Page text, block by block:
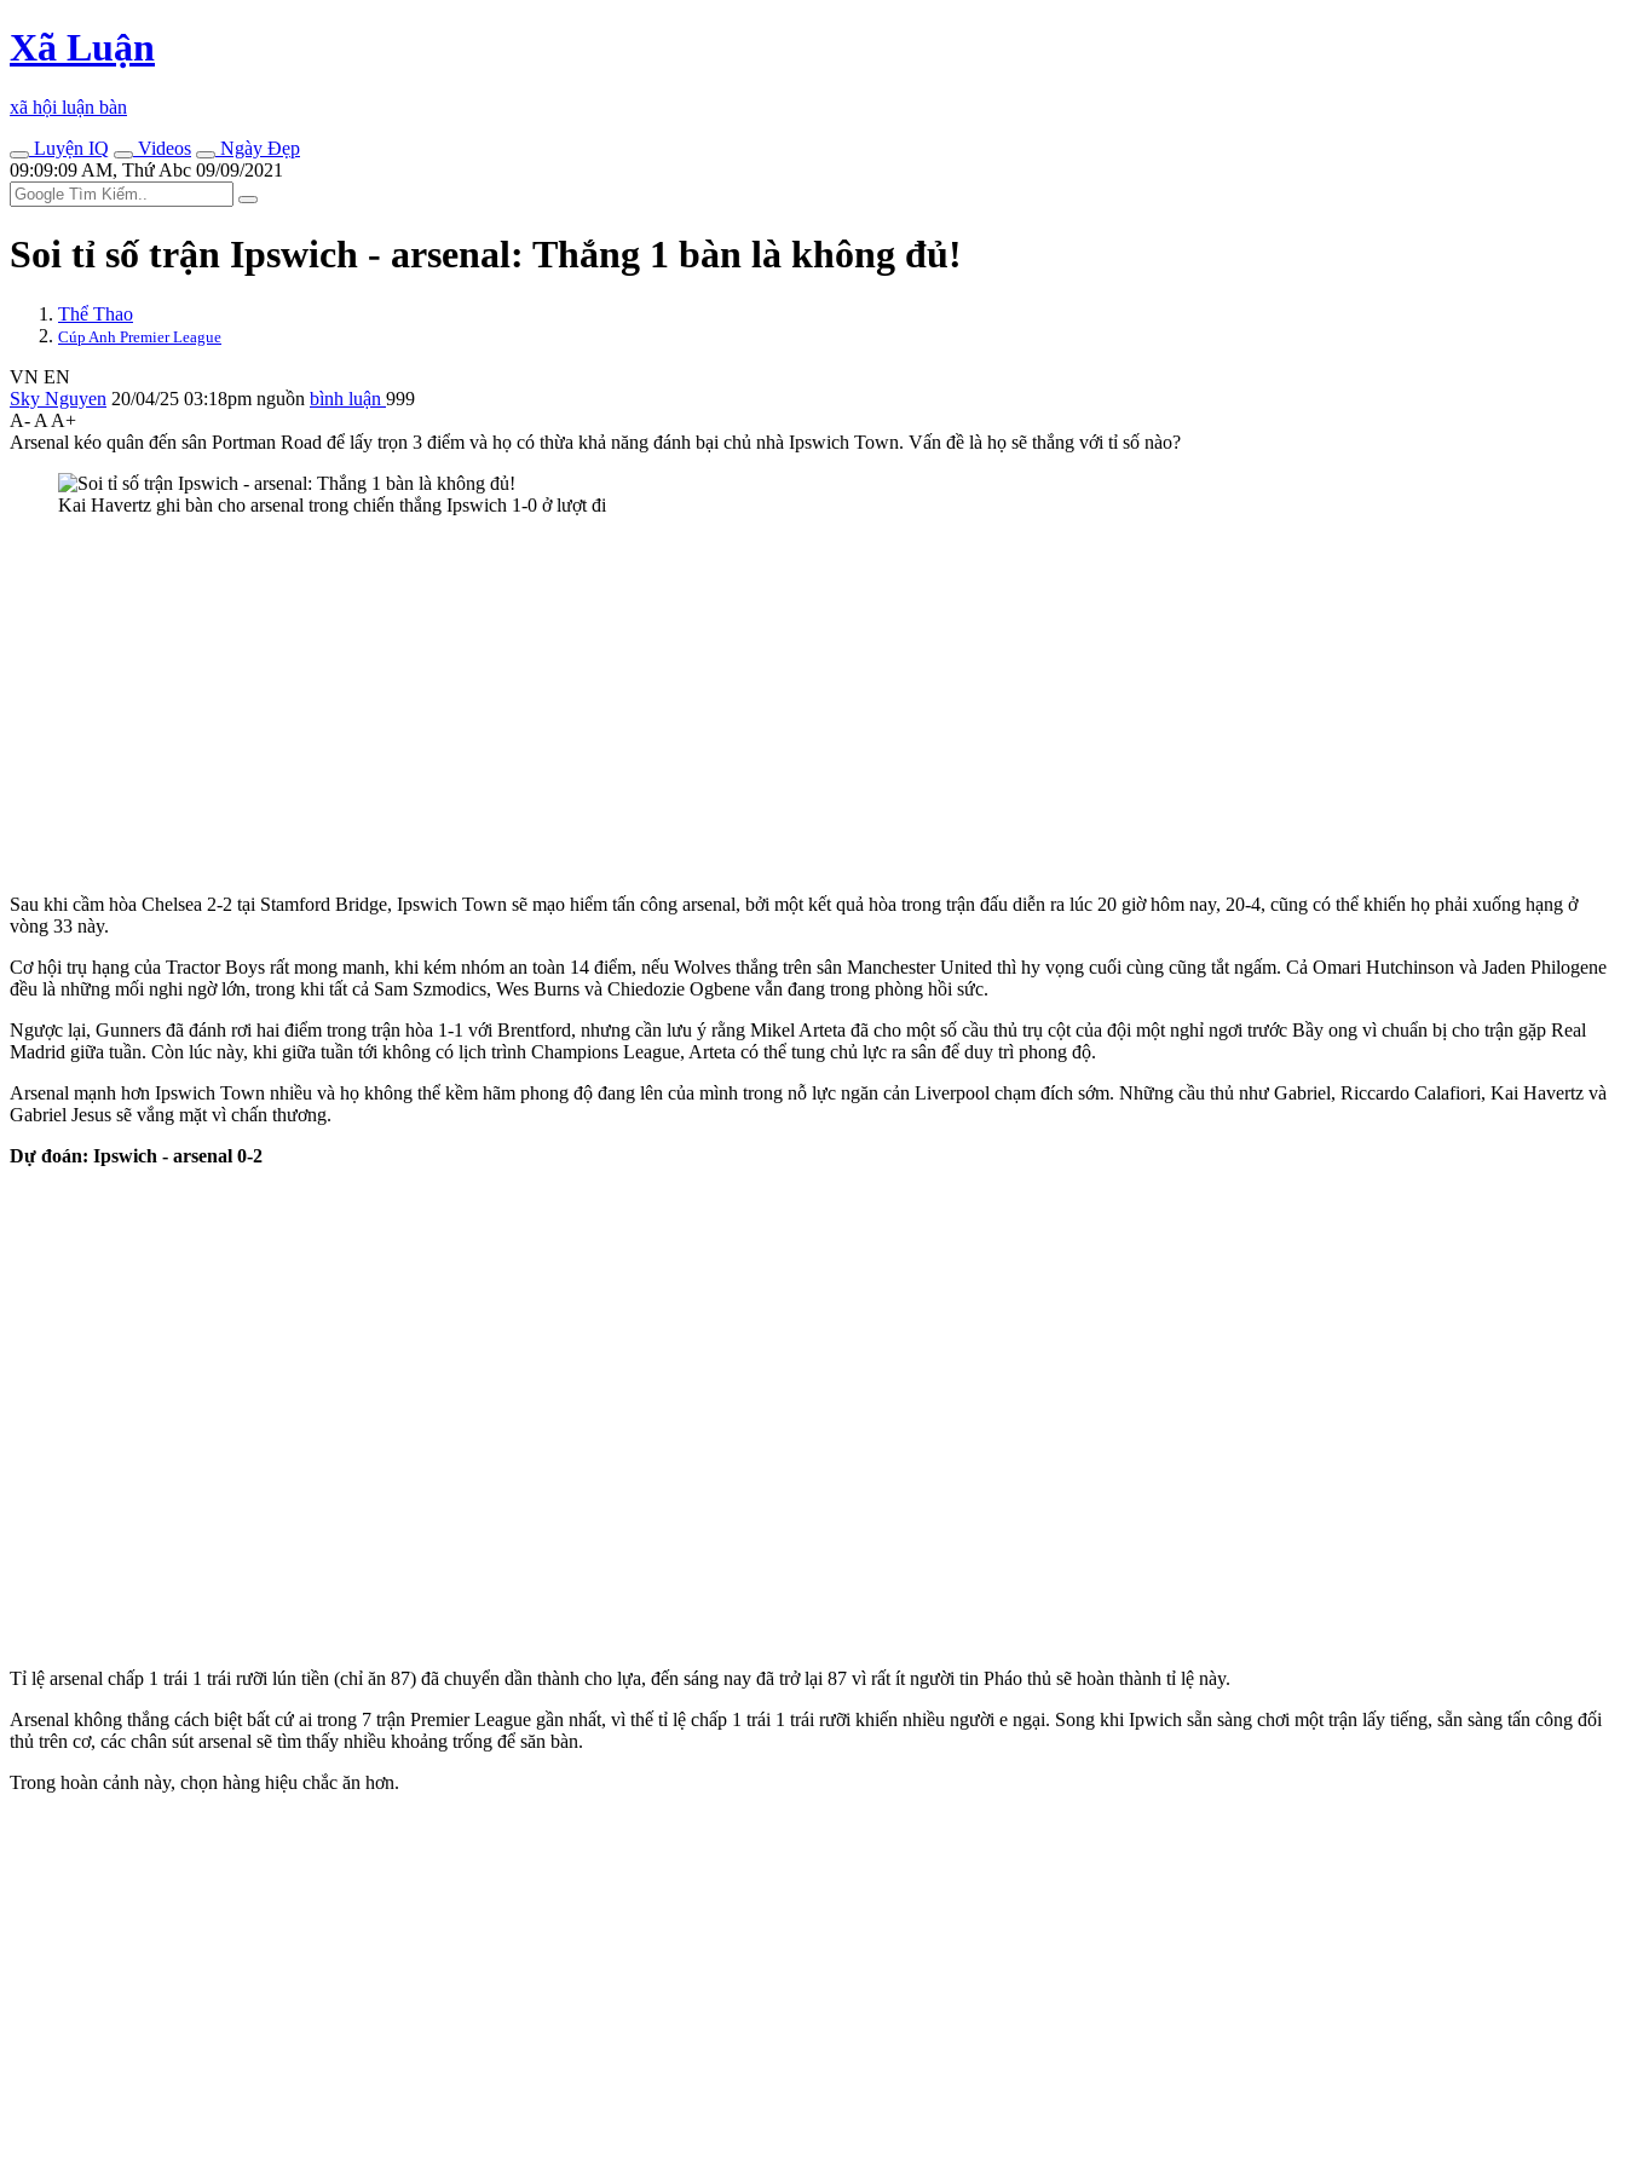
Xã Luận
xã hội luận bàn
Luyện IQ
Videos
Ngày Đẹp
09:09:09 AM, Thứ Abc 09/09/2021
Soi tỉ số trận Ipswich - ars‌enal: Thắng 1 bàn là không đủ!
Thể Thao
Cúp Anh Premier League
VN EN
Sky Nguyen 20/04/25 03:18pm nguồn bình luận 999
A- A A+
Arsenal kéo quân đến sân Portman Road để lấy trọn 3 điểm và họ có thừa khả năng đánh bại chủ nhà Ipswich Town. Vấn đề là họ sẽ thắng với tỉ số nào?
Kai Havertz ghi bàn cho ars‌enal trong chiến thắng Ipswich 1-0 ở lượt đi
Sau khi cầm hòa Chelsea 2-2 tại Stamford Bridge, Ipswich Town sẽ mạo hiểm tấn công ars‌enal, bởi một kết quả hòa trong trận đấu diễn ra lúc 20 giờ hôm nay, 20-4, cũng có thể khiến họ phải xuống hạng ở
vòng 33 này.
Cơ hội trụ hạng của Tractor Boys rất mong manh, khi kém nhóm an toàn 14 điểm, nếu Wolves thắng trên sân Manchester United thì hy vọng cuối cùng cũng tắt ngấm. Cả Omari Hutchinson và Jaden Philogene
đều là những mối nghi ngờ lớn, trong khi tất cả Sam Szmodics, Wes Burns và Chiedozie Ogbene vẫn đang trong phòng hồi sức.
Ngược lại, Gunners đã đánh rơi hai điểm trong trận hòa 1-1 với Brentford, nhưng cần lưu ý rằng Mikel Arteta đã cho một số cầu thủ trụ cột của đội một nghỉ ngơi trước Bầy ong vì chuẩn bị cho trận gặp Real
Madrid giữa tuần. Còn lúc này, khi giữa tuần tới không có lịch trình Champions League, Arteta có thể tung chủ lực ra sân để duy trì phong độ.
Arsenal mạnh hơn Ipswich Town nhiều và họ không thể kềm hãm phong độ đang lên của mình trong nỗ lực ngăn cản Liverpool chạm đích sớm. Những cầu thủ như Gabriel, Riccardo Calafiori, Kai Havertz và
Gabriel Jesus sẽ vắng mặt vì chấn thương.
Dự đoán: Ipswich - ars‌enal 0-2
Tỉ lệ ars‌enal chấp 1 trái 1 trái rưỡi lún tiền (chỉ ăn 87) đã chuyển dần thành cho lựa, đến sáng nay đã trở lại 87 vì rất ít người tin Pháo thủ sẽ hoàn thành tỉ lệ này.
Arsenal không thắng cách biệt bất cứ ai trong 7 trận Premier League gần nhất, vì thế tỉ lệ chấp 1 trái 1 trái rưỡi khiến nhiều người e ngại. Song khi Ipwich sẵn sàng chơi một trận lấy tiếng, sẵn sàng tấn công đối
thủ trên cơ, các chân sút ars‌enal sẽ tìm thấy nhiều khoảng trống để săn bàn.
Trong hoàn cảnh này, chọn hàng hiệu chắc ăn hơn.